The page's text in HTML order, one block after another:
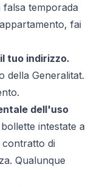
temporada
fai
tuo indirizzo.
della Generalitat.
dell'uso
intestate a
di
Qualunque